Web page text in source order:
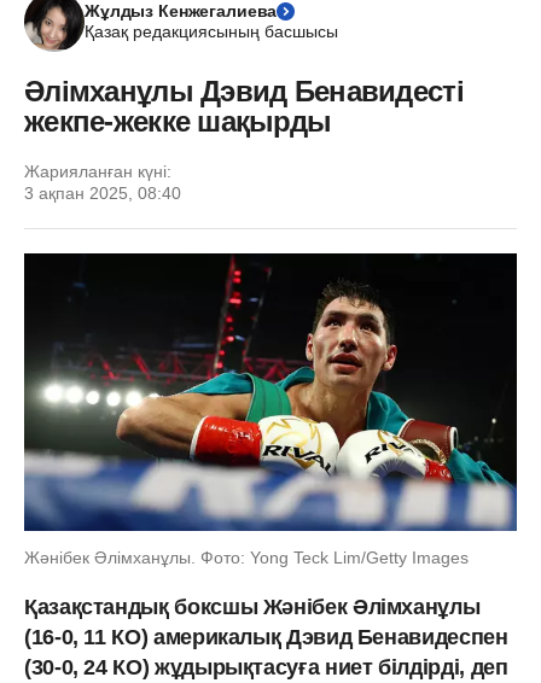
Жұлдыз Кенжегалиева
Қазақ редакциясының басшысы
Әлімханұлы Дэвид Бенавидесті
жекпе-жекке шақырды
Жарияланған күні:
3 ақпан 2025, 08:40
Жәнібек Әлімханұлы. Фото: Yong Teck Lim/Getty Images
Қазақстандық боксшы Жәнібек Әлімханұлы
(16-0, 11 КО) америкалық Дэвид Бенавидеспен
(30-0, 24 КО) жұдырықтасуға ниет білдірді, деп